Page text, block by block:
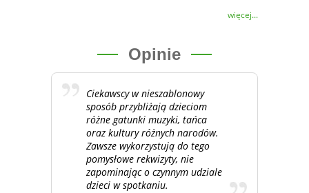
więcej...
Opinie
Ciekawscy w nieszablonowy
sposób przybliżają dzieciom
różne gatunki muzyki, tańca
oraz kultury różnych narodów.
Zawsze wykorzystują do tego
pomysłowe rekwizyty, nie
zapominając o czynnym udziale
dzieci w spotkaniu.